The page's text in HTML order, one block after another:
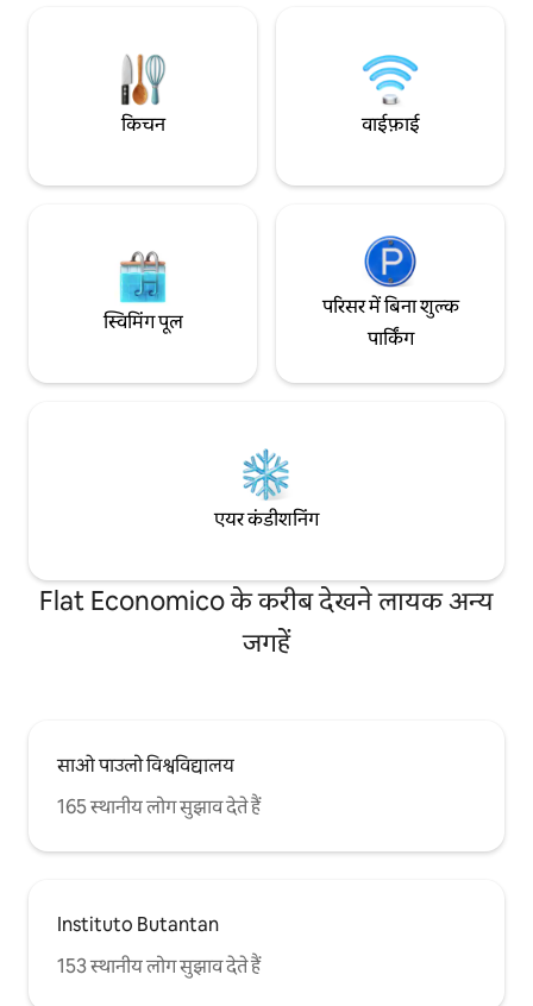
किचन वाईफ़ाई
स्विमिंग पूल
परिसर में बिना शुल्क
पार्किंग
एयर कंडीशनिंग
Flat Economico के करीब देखने लायक अन्य
जगहें
साओ पाउलो विश्वविद्यालय
165 स्थानीय लोग सुझाव देते हैं
Instituto Butantan
153 स्थानीय लोग सुझाव देते हैं